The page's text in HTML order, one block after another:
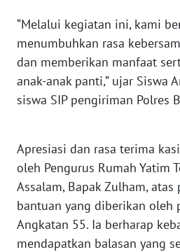
“Melalui kegiatan ini, kami
menumbuhkan rasa
dan memberikan manfaat
anak-anak panti,” ujar Siswa
siswa SIP pengiriman Polres
Apresiasi dan rasa terima
oleh Pengurus Rumah Yatim
Assalam, Bapak Zulham,
bantuan yang diberikan oleh
Angkatan 55. Ia berharap
mendapatkan balasan yang
SUMBAR
WN
SUMSEL
WN
LAMPUNG
WN
JATENG